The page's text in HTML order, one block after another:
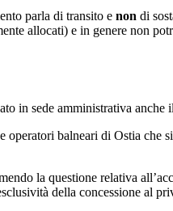
parla di transito e non di
allocati) e in genere non
in sede amministrativa
operatori balneari di Ostia
la questione relativa
della concessione al